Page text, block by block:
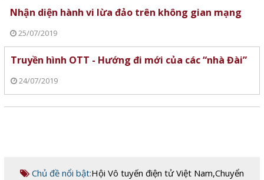
Nhận diện hành vi lừa đảo trên không gian mạng
25/07/2019
Truyền hình OTT - Hướng đi mới của các “nhà Đài”
24/07/2019
Chủ đề nổi bật:Hội Vô tuyến điện tử Việt Nam,Chuyển